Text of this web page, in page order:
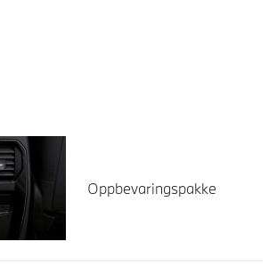
Oppbevaringspakke